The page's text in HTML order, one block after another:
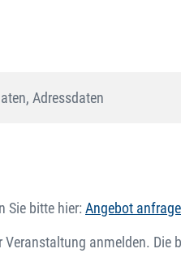
Adressdaten
Sie bitte hier: Angebot
anmelden.